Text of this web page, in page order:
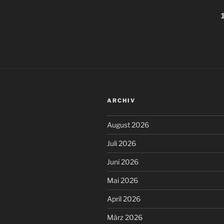
ARCHIV
August 2026
Juli 2026
Juni 2026
Mai 2026
April 2026
März 2026